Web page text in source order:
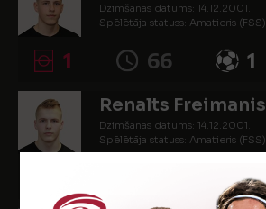
Dzimšanas datums: 14.12.2001.
Spēlētāja statuss: Amatieris (FSS)
1 66 1
Renalts Freimanis
Dzimšanas datums: 14.12.2001.
Spēlētāja statuss: Amatieris (FSS)
-